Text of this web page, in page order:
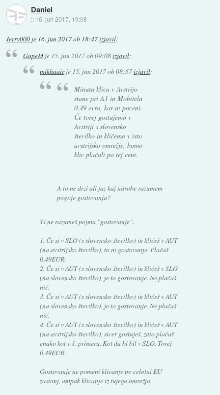
Daniel
:: 16. jun 2017, 19:08
Jerry000 je 16. jun 2017 ob 18:47izjavil:
GupeMje 15. jun 2017 ob 09:08izjavil:
mikhaairje 15. jun 2017 ob 08:57izjavil:
Minuta klica v Avstrijo
stane pri A1 in Mobitelu
0,49 evra, kar ni poceni.
Če torej gostujemo v
Avstriji s slovensko
številko in kličemo v isto
avstrijsko omrežje, bomo
klic plačali po tej ceni.
A to ne drzi ali jaz kaj narobe razumem
pogoje gostovanja?
Ti ne razumeš pojma "gostovanje".
1. Če si v SLO (s slovensko številko) in kličeš v AUT
(na avstrijsko številko), to ni gostovanje. Plačaš
0,49EUR.
2. Če si v AUT (s slovensko številko) in kličeš v SLO
(na slovensko številko), je to gostovanje. Ne plačaš
nič.
3. Če si v AUT (s slovensko številko) in kličeš v AUT
(na slovensko številko), je to gostovanje. Ne plačaš
nič.
4. Če si v AUT (s slovensko številko) in kličeš v AUT
(na avstrijsko številko), sicer gostuješ, zato plačaš
enako kot v 1. primeru. Kot da bi bil v SLO. Torej
0,49EUR.
Gostovanje ne pomeni klicanje po celotni EU
zastonj, ampak klicanje iz tujega omrežja.